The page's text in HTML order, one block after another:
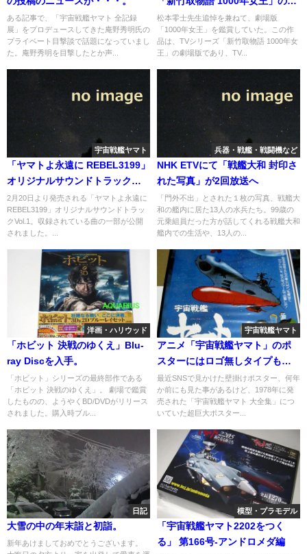
ある記事で、「宇宙戦艦ヤマト 全記録
展」をプロデュースしてきた庵野秀明氏の
プライベート目撃談で話題になっていまし
た。庵野秀明を目撃したとか声...
Blu-ray化を望む
松本零士先生追悼を兼ねて、劇場版
「1000年女王」を鑑賞していた。この作
品は、TVシリーズ「新竹取物語 1000年女
王」の劇場版であり、TV...
宇宙戦艦ヤマト
「ヤマトよ永遠に REBEL3199」
オリジナルサウンドトラックの
一部収録曲（暗黒の千年史）の
一部を公開
2月20日より発売される「ヤマトよ永遠に
REBEL3199」オリジナルサウンドトラッ
クVol.1。収録されている曲の一部が公開
されました。...
兵器・戦艦・戦闘機など
NHK ETVにて「戦艦大和 封印さ
れた写真」が2回放送へ
「門外不出」とされた１枚の写真、戦艦大
和の艦内に居た13人の水兵たち。99歳の
元乗組員だった方が話してくれる戦艦大和
艦内での生活や、13人の...
洋画・ハリウッド
「ホビット 決戦のゆくえ」Blu-
ray Discを入手。
「ホビット」シリーズの最終部作である
「ホビット 決戦のゆくえ」。 劇場で鑑賞
したものの、ようやくBD/DVDがリリース
されました。購入時ブル...
宇宙戦艦ヤマト
アニメ「宇宙戦艦ヤマト」のポ
スターにはロゴ無しタイプも出
ていた
最近SNSで見かけた壁掛けポスター、何年
か前にも見た事があるけど、1978年に発
売された「宇宙戦艦ヤマト 大全集」につ
いていた超巨大ポスター...
日記
大雪の中の年末詣と初詣。
新年あけましておめでとうございます。
模型・プラモデル
「宇宙戦艦ヤマト2202をつく
る」 第166号-アンドロメダ編